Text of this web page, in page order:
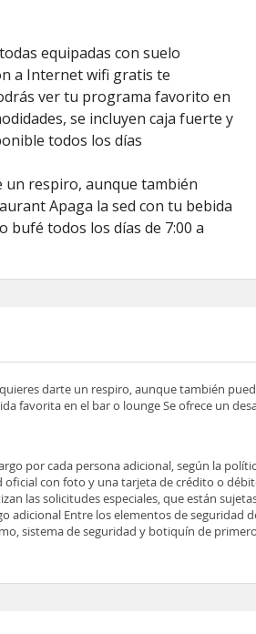
equipadas con suelo
a Internet wifi gratis te
ver tu programa favorito en
se incluyen caja fuerte y
todos los días
un respiro, aunque también
Apaga la sed con tu bebida
bufé todos los días de 7:00 a
darte un respiro, aunque también
favorita en el bar o lounge Se ofrece un
por cada persona adicional, según la
con foto y una tarjeta de crédito o
las solicitudes especiales, que están
adicional Entre los elementos de seguridad
sistema de seguridad y botiquín de